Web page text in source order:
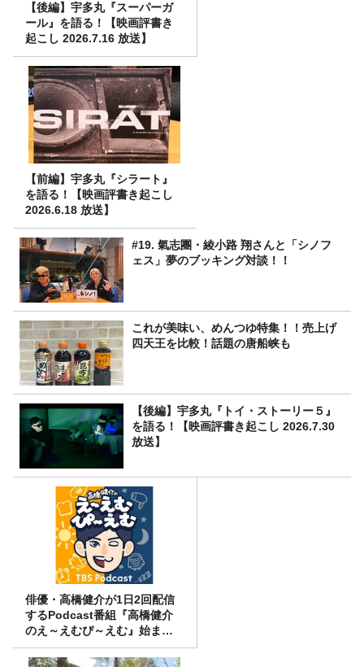
【後編】宇多丸『スーパーガ
ール』を語る！【映画評書き
起こし 2026.7.16 放送】
【前編】宇多丸『シラート』
を語る！【映画評書き起こし
2026.6.18 放送】
#19. 氣志團・綾小路 翔さんと「シノフ
ェス」夢のブッキング対談！！
これが美味い、めんつゆ特集！！売上げ
四天王を比較！話題の唐船峡も
【後編】宇多丸『トイ・ストーリー５』
を語る！【映画評書き起こし 2026.7.30
放送】
俳優・高橋健介が1日2回配信
するPodcast番組『高橋健介
のえ～えむぴ～えむ』始まり
ます